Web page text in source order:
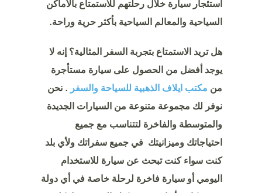
استئجار سيارة خلال رحلتهم للاستمتاع بالأماكن
السياحية والمعالم السياحية بأكثر حرية وراحة.
هل تريد الاستمتاع بتجربة السفر المثالية؟ إنه لا
يوجد أفضل من الحصول على سيارة مستأجرة
من مكتب ايلاف الذهبية للسياحة والسفر . نحن
نوفر لك مجموعة متنوعة من السيارات الجديدة
والمتوسطة والفاخرة لتتناسب مع جميع
احتياجاتك وميزانيتك في جميع سفراتك ولأي بلد
كنت سواء كنت تبحث عن سيارة للاستخدام
اليومي أو سيارة فاخرة لرحلة خاصة في أي دولة